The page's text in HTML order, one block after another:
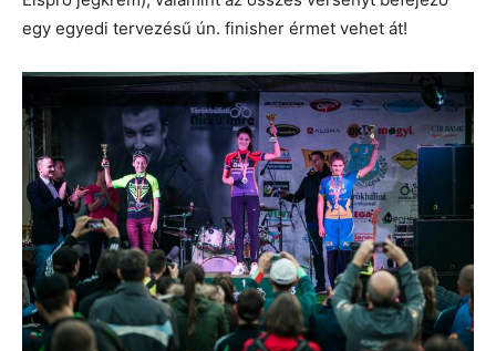
egy egyedi tervezésű ún. finisher érmet vehet át!